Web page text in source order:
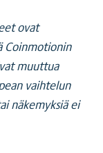
ovat
Coinmotionin
muuttua
vaihtelun
näkemyksiä ei